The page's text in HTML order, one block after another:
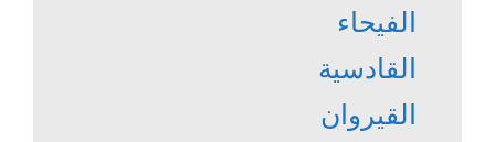
الفيحاء
القادسية
القيروان